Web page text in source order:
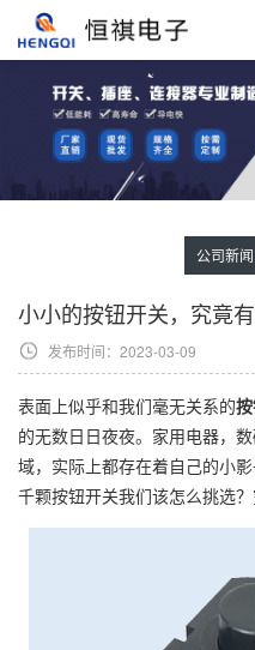
公司新闻
小小的按钮开关，究竟
发布时间：2023-03-09
表面上似乎和我们毫无关系的
的无数日日夜夜。家用电器，
域，实际上都存在着自己的小
千颗按钮开关我们该怎么挑选？